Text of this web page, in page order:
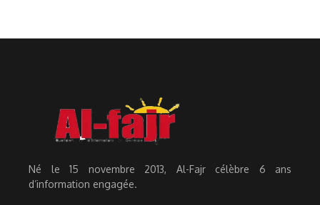
Né le 15 novembre 2013, Al-Fajr célèbre 6 ans
d’information engagée.